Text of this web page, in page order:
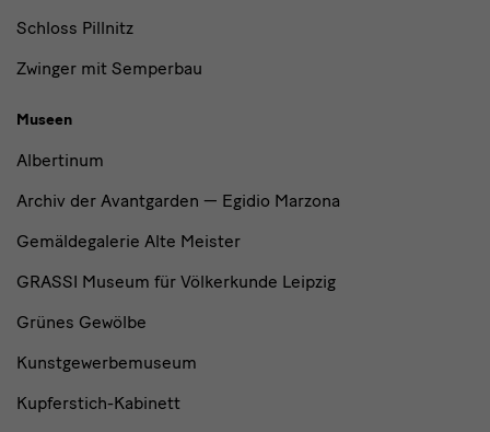
Schloss Pillnitz
Zwinger mit Semperbau
Museen
Albertinum
Archiv der Avantgarden — Egidio Marzona
Gemäldegalerie Alte Meister
GRASSI Museum für Völkerkunde Leipzig
Grünes Gewölbe
Kunstgewerbemuseum
Kupferstich-Kabinett